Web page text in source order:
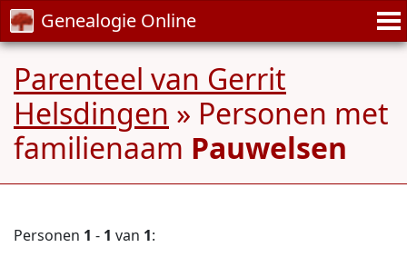
Genealogie Online
Parenteel van Gerrit
Helsdingen » Personen met
familienaam Pauwelsen
Personen 1 - 1 van 1: